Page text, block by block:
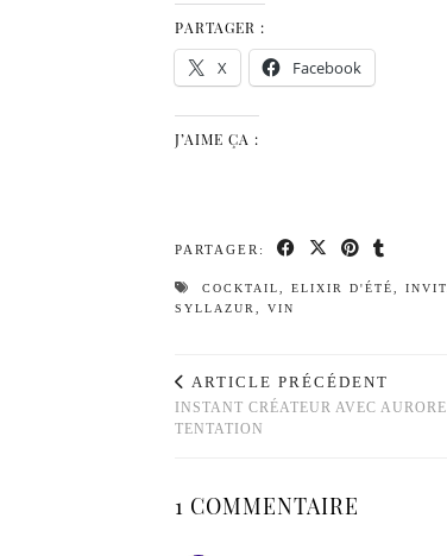
PARTAGER :
X Facebook
J’AIME ÇA :
PARTAGER:
COCKTAIL ELIXIR D'ÉTÉ
SYLLAZUR
VIN
ARTICLE PRÉCÉDENT
INSTANT CRÉATEUR AVEC
TENTATION
1 COMMENTAIRE